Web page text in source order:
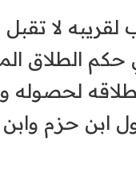
لقريبه لا
حكم الطلاق
لحصوله
ابن حزم وابن